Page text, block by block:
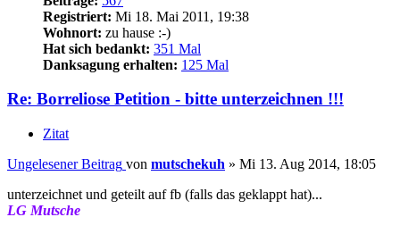
Registriert: Mi 18. Mai 2011, 19:38
Wohnort: zu hause :-)
Hat sich bedankt: 351 Mal
Danksagung erhalten: 125 Mal
Re: Borreliose Petition - bitte unterzeichnen !!!
Zitat
Ungelesener Beitrag von mutschekuh » Mi 13. Aug 2014, 18:05
unterzeichnet und geteilt auf fb (falls das geklappt hat)...
LG Mutsche